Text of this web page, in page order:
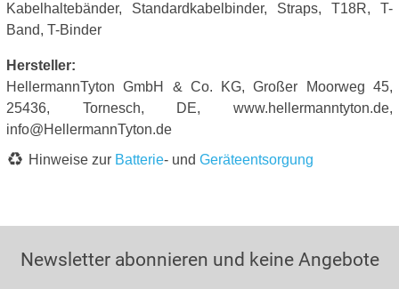
Kabelhaltebänder, Standardkabelbinder, Straps, T18R, T-
Band, T-Binder
Hersteller:
HellermannTyton GmbH & Co. KG, Großer Moorweg 45,
25436, Tornesch, DE, www.hellermanntyton.de,
info@HellermannTyton.de
Hinweise zur Batterie- und Geräteentsorgung
Newsletter abonnieren und keine Angebote